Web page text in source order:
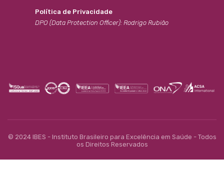
Política de Privacidade
DPO (Data Protection Officer): Rodrigo Rubião
© 2024 IBES - Instituto Brasileiro para Excelência em Saúde - Todos
os Direitos Reservados